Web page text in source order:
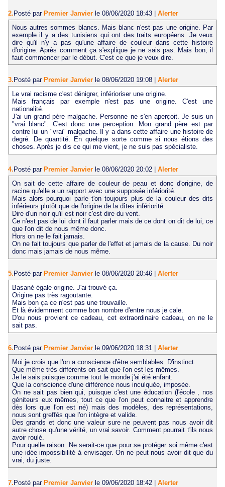
2.Posté par Premier Janvier le 08/06/2020 18:43 | Alerter
Nous autres sommes blancs. Mais blanc n'est pas une origine. Par
exemple il y a des tunisiens qui ont des traits européens. Je veux
dire qu'il n'y a pas qu'une affaire de couleur dans cette histoire
d'origine. Après comment ça s'explique je ne sais pas. Mais bon, il
faut commencer par le début. C'est ce que je veux dire.
3. Posté par Premier Janvier le 08/06/2020 19:08
Alerter
Le vrai racisme c'est dénigrer, inférioriser une origine.
Mais français par exemple n'est pas une origine. C'est une
nationalité.
J'ai un grand père malgache. Personne ne s'en aperçoit. Je suis un
"vrai blanc". C'est donc une perception. Mon grand père est par
contre lui un "vrai" malgache. Il y a dans cette affaire une histoire de
degré. De quantité. En quelque sorte comme si nous étions des
choses. Après je dis ce qui me vient, je ne suis pas spécialiste.
4. Posté par Premier Janvier le 08/06/2020 20:02
Alerter
On sait de cette affaire de couleur de peau et donc d'origine, de
racine qu'elle a un rapport avec une supposée infériorité.
Mais alors pourquoi parle t'on toujours plus de la couleur des dits
inférieurs plutôt que de l'origine de la dîtes infériorité.
Dire d'un noir qu'il est noir c'est dire du vent.
Ce n'est pas de lui dont il faut parler mais de ce dont on dit de lui, ce
que l'on dit de nous même donc.
Hors on ne le fait jamais.
On ne fait toujours que parler de l'effet et jamais de la cause. Du noir
donc mais jamais de nous même.
5. Posté par Premier Janvier le 08/06/2020 20:46
Alerter
Basané égale origine. J'ai trouvé ça.
Origine pas très ragoutante.
Mais bon ça ce n'est pas une trouvaille.
Et là évidemment comme bon nombre d'entre nous je cale.
D'ou nous provient ce cadeau, cet extraordinaire cadeau, on ne le
sait pas.
6. Posté par Premier Janvier le 09/06/2020 18:31
Alerter
Moi je crois que l'on a conscience d'être semblables. D'instinct.
Que même très différents on sait que l'on est les mêmes.
Je le sais puisque comme tout le monde j'ai été enfant.
Que la conscience d'une différence nous inculquée, imposée.
On ne sait pas bien qui, puisque c'est une éducation (l'école , nos
géniteurs eux mêmes, tout ce que l'on peut connaitre et apprendre
dès lors que l'on est né) mais des modèles, des représentations,
nous sont greffés que l'on intègre et valide.
Des grands et donc une valeur sure ne peuvent pas nous avoir dit
autre chose qu'une vérité, un vrai savoir. Comment pourrait t'ils nous
avoir roulé.
Pour quelle raison. Ne serait-ce que pour se protéger soi même c'est
une idée impossibilité à envisager. On ne peut nous avoir dit que du
vrai, du juste.
7.Posté par Premier Janvier le 09/06/2020 18:42 | Alerter